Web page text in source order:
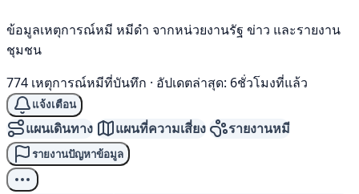
ข้อมูลเหตุการณ์หมี หมีดำ จากหน่วยงานรัฐ ข่าว และรายงาน
ชุมชน
774 เหตุการณ์หมีที่บันทึก · อัปเดตล่าสุด: 6ชั่วโมงที่แล้ว
แจ้งเตือน
แผนเดินทาง แผนที่ความเสี่ยง รายงานหมี
รายงานปัญหาข้อมูล